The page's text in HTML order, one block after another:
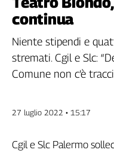
Filcams
Filctem
Fillea
Filt
Fiom
Flc
Nidil
continua
Niente stipendi e
stremati. Cgil e Slc:
Comune non c’è
27 luglio 2022 • 15:17
Cgil e Slc Palermo